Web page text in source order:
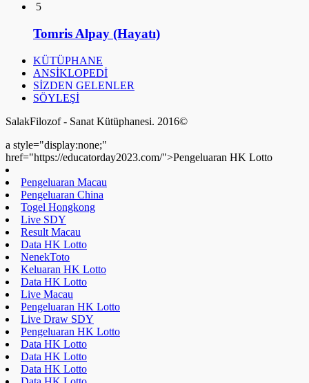
5
Tomris Alpay (Hayatı)
KÜTÜPHANE
ANSİKLOPEDİ
SİZDEN GELENLER
SÖYLEŞİ
SalakFilozof - Sanat Kütüphanesi. 2016©
a style="display:none;"
href="https://educatorday2023.com/">Pengeluaran HK Lotto
Pengeluaran Macau
Pengeluaran China
Togel Hongkong
Live SDY
Result Macau
Data HK Lotto
NenekToto
Keluaran HK Lotto
Data HK Lotto
Live Macau
Pengeluaran HK Lotto
Live Draw SDY
Pengeluaran HK Lotto
Data HK Lotto
Data HK Lotto
Data HK Lotto